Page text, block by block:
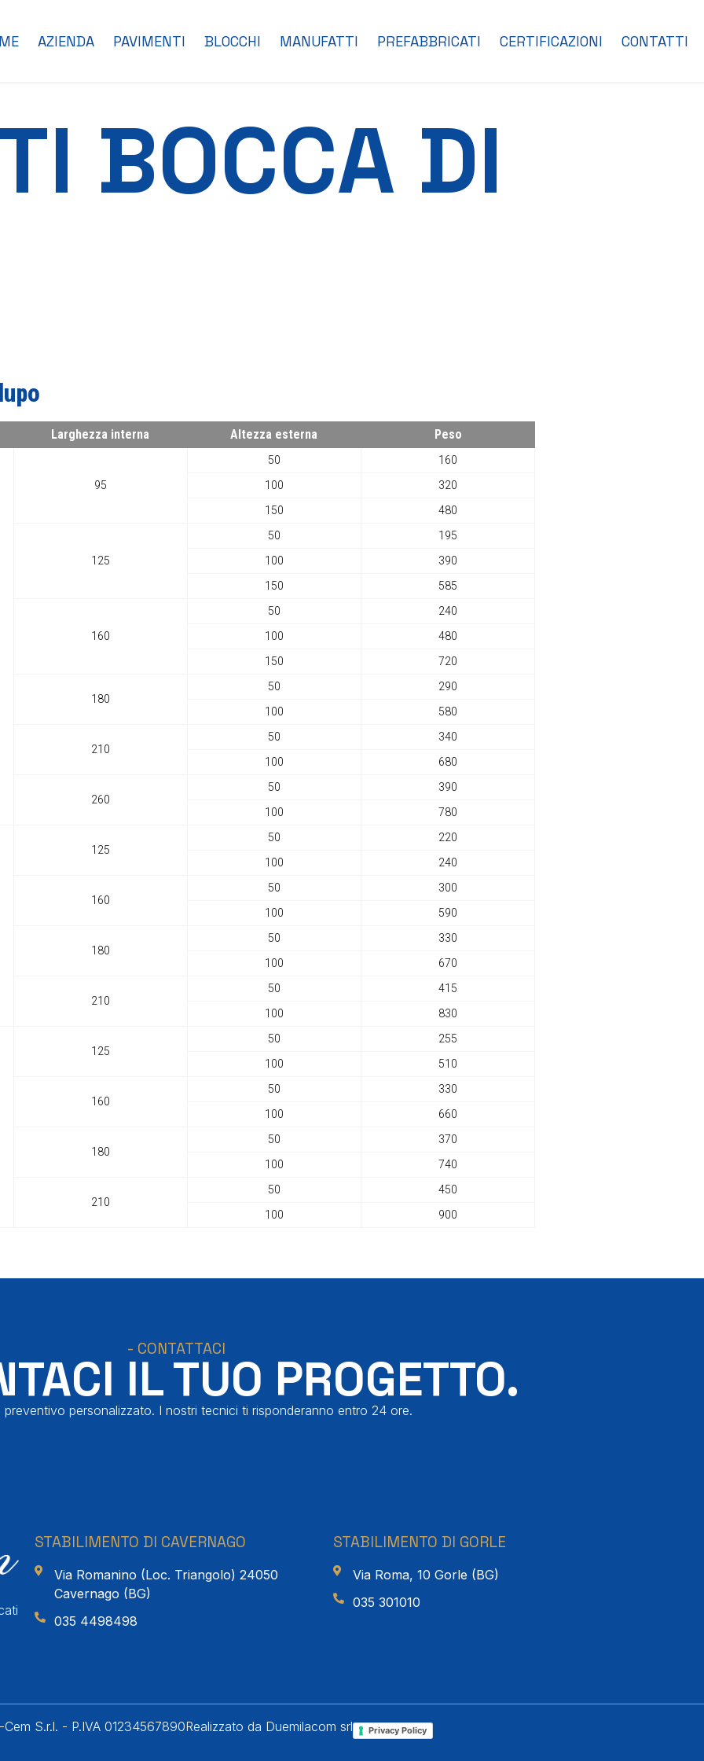
AZIENDA PAVIMENTI BLOCCHI MANUFATTI PREFABBRICATI CERTIFICAZIONI CONTATTI
BOCCA DI
Larghezza interna Altezza esterna Peso
95
50
160
100
320
150
480
125
50
195
100
390
150
585
160
50
240
100
480
150
720
180
50
290
100
580
210
50
340
100
680
260
50
390
100
780
125
50
220
100
240
160
50
300
100
590
180
50
330
100
670
210
50
415
100
830
125
50
255
100
510
160
50
330
100
660
180
50
370
100
740
210
50
450
100
900
- CONTATTACI
IL TUO PROGETTO.
preventivo personalizzato. I nostri tecnici ti risponderanno entro 24 ore.
STABILIMENTO DI CAVERNAGO
Via Romanino (Loc. Triangolo) 24050
Cavernago (BG)
035 4498498
STABILIMENTO DI GORLE
Via Roma, 10 Gorle (BG)
035 301010
S.r.l. - P.IVA 01234567890Realizzato da Duemilacom srl Privacy Policy